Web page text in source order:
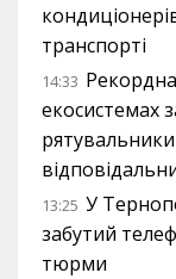
транспорті
14:33
екосистемах
13:25 У
забутий
тюрми